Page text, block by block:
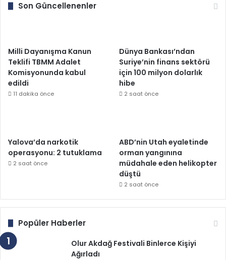
Son Güncellenenler
Milli Dayanışma Kanun
Teklifi TBMM Adalet
Komisyonunda kabul
edildi
11 dakika önce
Dünya Bankası’ndan
Suriye’nin finans sektörü
için 100 milyon dolarlık
hibe
2 saat önce
Yalova’da narkotik
operasyonu: 2 tutuklama
2 saat önce
ABD’nin Utah eyaletinde
orman yangınına
müdahale eden helikopter
düştü
2 saat önce
Popüler Haberler
Olur Akdağ Festivali Binlerce Kişiyi
Ağırladı